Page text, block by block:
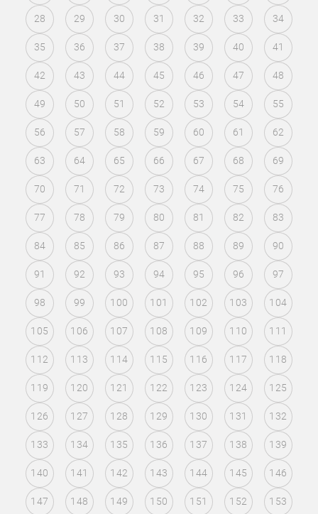
28 29 30 31 32 33 34
35 36 37 38 39 40 41
42 43 44 45 46 47 48
49 50 51 52 53 54 55
56 57 58 59 60 61 62
63 64 65 66 67 68 69
70 71 72 73 74 75 76
77 78 79 80 81 82 83
84 85 86 87 88 89 90
91 92 93 94 95 96 97
98 99 100 101 102 103 104
105 106 107 108 109 110 111
112 113 114 115 116 117 118
119 120 121 122 123 124 125
126 127 128 129 130 131 132
133 134 135 136 137 138 139
140 141 142 143 144 145 146
147 148 149 150 151 152 153